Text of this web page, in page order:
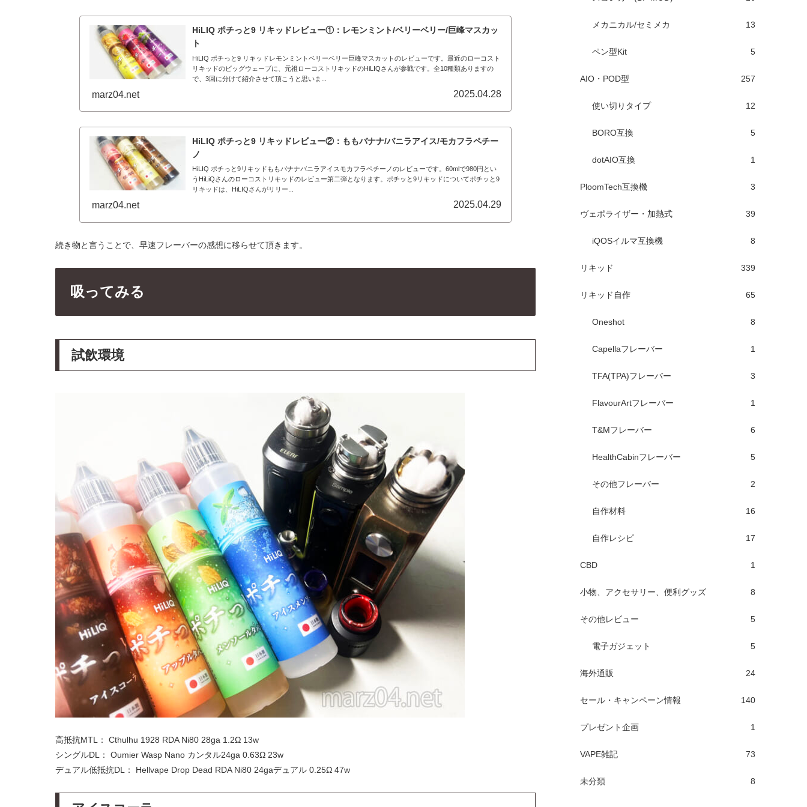
HiLIQ ポチっと9 リキッドレビュー①：レモンミント/ベリーベリー/巨峰マスカッ
ト
HiLIQ ポチっと9 リキッドレモンミントベリーベリー巨峰マスカットのレビューです。最近のローコスト
リキッドのビッグウェーブに、元祖ローコストリキッドのHiLIQさんが参戦です。全10種類ありますの
で、3回に分けて紹介させて頂こうと思いま...
marz04.net 2025.04.28
HiLIQ ポチっと9 リキッドレビュー②：ももバナナ/バニラアイス/モカフラペチー
ノ
HiLIQ ポチっと9リキッドももバナナバニラアイスモカフラペチーノのレビューです。60mlで980円とい
うHiLiQさんのローコストリキッドのレビュー第二弾となります。ポチッと9リキッドについてポチッと9
リキッドは、HiLIQさんがリリー...
marz04.net 2025.04.29
続き物と言うことで、早速フレーバーの感想に移らせて頂きます。
吸ってみる
試飲環境
高抵抗MTL： Cthulhu 1928 RDA Ni80 28ga 1.2Ω 13w
シングルDL： Oumier Wasp Nano カンタル24ga 0.63Ω 23w
デュアル低抵抗DL： Hellvape Drop Dead RDA Ni80 24gaデュアル 0.25Ω 47w
メカニカル/セミメカ 13
ペン型Kit 5
AIO・POD型 257
使い切りタイプ 12
BORO互換 5
dotAIO互換 1
PloomTech互換機 3
ヴェポライザー・加熱式 39
iQOSイルマ互換機 8
リキッド 339
リキッド自作 65
Oneshot 8
Capellaフレーバー 1
TFA(TPA)フレーバー 3
FlavourArtフレーバー 1
T&Mフレーバー 6
HealthCabinフレーバー 5
その他フレーバー 2
自作材料 16
自作レシピ 17
CBD 1
小物、アクセサリー、便利グッズ 8
その他レビュー 5
電子ガジェット 5
海外通販 24
セール・キャンペーン情報 140
プレゼント企画 1
VAPE雑記 73
未分類 8